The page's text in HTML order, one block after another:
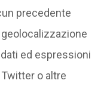
precedente
ed espressioni
o altre